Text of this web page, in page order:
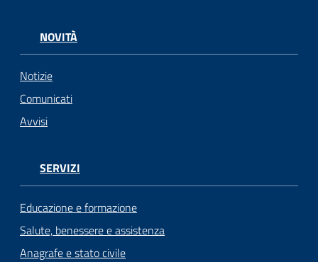
NOVITÀ
Notizie
Comunicati
Avvisi
SERVIZI
Educazione e formazione
Salute, benessere e assistenza
Anagrafe e stato civile